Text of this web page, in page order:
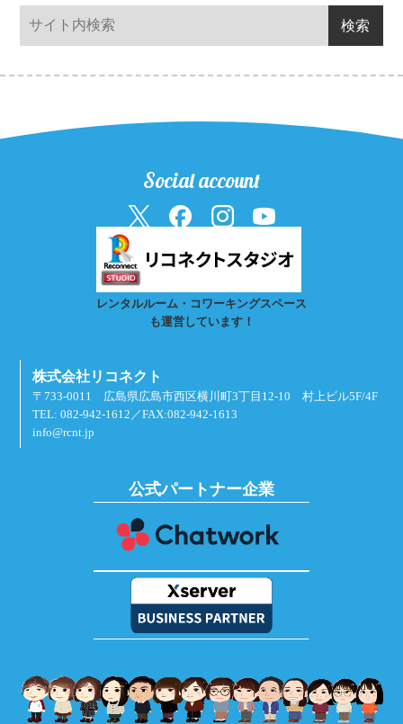
Social account
レンタルルーム・コワーキングスペース
も運営しています！
株式会社リコネクト
〒733-0011 広島県広島市西区横川町3丁目12-10 村上ビル5F/4F
TEL: 082-942-1612／FAX:082-942-1613
info@rcnt.jp
公式パートナー企業